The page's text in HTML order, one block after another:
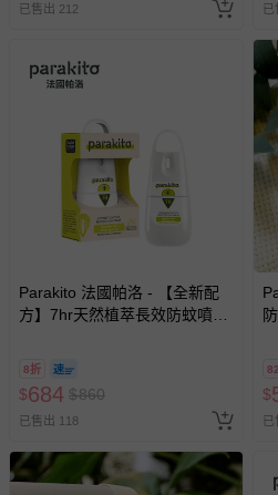
如需退換貨，請於收到商品7
瑕疵退換貨所產生的運費，將
退貨，您可至『查詢訂單』>
並點選『我要退貨』即可進行
LINE@客服ID:
與服務，謝謝。
針對滿件折/滿額贈…等活動，
留商品未達活動門檻，將以原
回。
部分商品依據消費者保護法的
豫期範圍：
客製化商品（例如客製生日
新費用）。
已售出 212 已
Parakito 法國帕洛 - 【全新配
方】7hr天然植萃長效防蚊噴霧
8折
$684 $860
已售出 118
$
已